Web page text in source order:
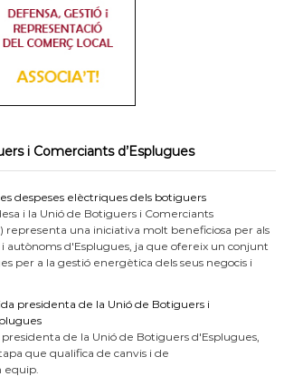
i Comerciants d’Esplugues
despeses elèctriques dels botiguers
i la Unió de Botiguers i Comerciants
representa una iniciativa molt beneficiosa per als
autònoms d'Esplugues, ja que ofereix un conjunt
per a la gestió energètica dels seus negocis i
presidenta de la Unió de Botiguers i
de la Unió de Botiguers d'Esplugues,
que qualifica de canvis i de
equip.